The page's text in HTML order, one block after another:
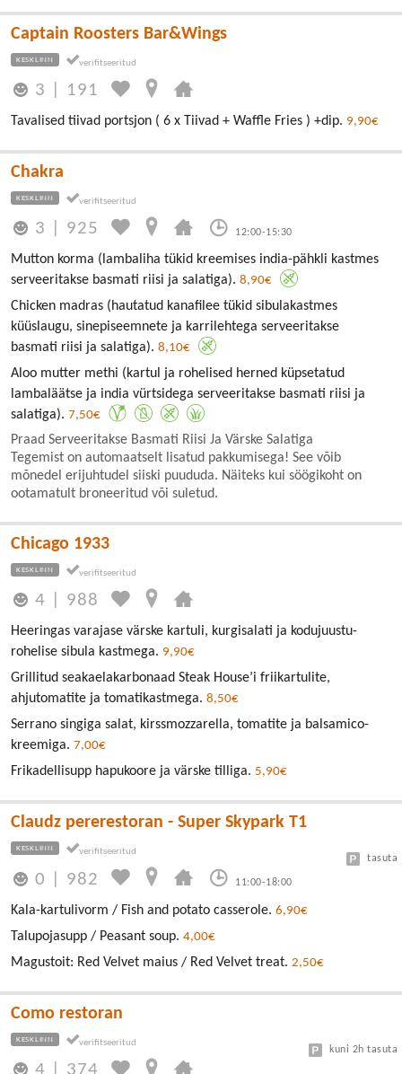
Captain Roosters Bar&Wings
KESKLINN
3 191
Tavalised tiivad portsjon ( 6 x Tiivad + Waffle Fries ) +dip. 9,90€
Chakra
KESKLINN
3 925 12:00-15:30
Mutton korma (lambaliha tükid kreemises india-pähkli kastmes
serveeritakse basmati riisi ja salatiga). 8,90€
Chicken madras (hautatud kanafilee tükid sibulakastmes
küüslaugu, sinepiseemnete ja karrilehtega serveeritakse
basmati riisi ja salatiga). 8,10€
Aloo mutter methi (kartul ja rohelised herned küpsetatud
lambaläätse ja india vürtsidega serveeritakse basmati riisi ja
salatiga). 7,50€
Praad Serveeritakse Basmati Riisi Ja Värske Salatiga
Tegemist on automaatselt lisatud pakkumisega! See võib
mõnedel erijuhtudel siiski puududa. Näiteks kui söögikoht on
ootamatult broneeritud või suletud.
Chicago 1933
KESKLINN
4 988
Heeringas varajase värske kartuli, kurgisalati ja kodujuustu-
rohelise sibula kastmega. 9,90€
Grillitud seakaelakarbonaad Steak House’i friikartulite,
ahjutomatite ja tomatikastmega. 8,50€
Serrano singiga salat, kirssmozzarella, tomatite ja balsamico-
kreemiga. 7,00€
Frikadellisupp hapukoore ja värske tilliga. 5,90€
Claudz pererestoran - Super Skypark T1
KESKLINN
0 982 11:00-18:00
tasuta
Kala-kartulivorm / Fish and potato casserole. 6,90€
Talupojasupp / Peasant soup. 4,00€
Magustoit: Red Velvet maius / Red Velvet treat. 2,50€
Como restoran
KESKLINN
4 374
kuni 2h tasuta